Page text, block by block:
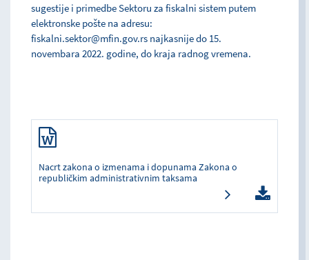
sugestije i primedbe Sektoru za fiskalni sistem putem
elektronske pošte na adresu:
fiskalni.sektor@mfin.gov.rs najkasnije do 15.
novembara 2022. godine, do kraja radnog vremena.
Nacrt zakona o izmenama i dopunama Zakona o
republičkim administrativnim taksama